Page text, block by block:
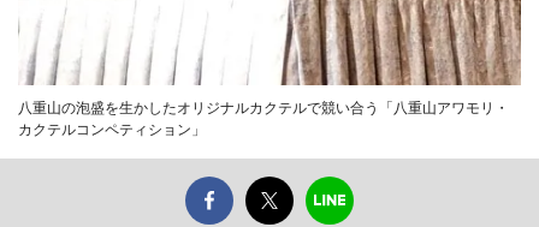
八重山の泡盛を生かしたオリジナルカクテルで競い合う「八重山アワモリ・
カクテルコンペティション」